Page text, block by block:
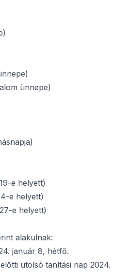
ünnepe)
e helyett)
e helyett)
e helyett)
alakulnak:
január 8, hétfő.
utolsó tanítási nap